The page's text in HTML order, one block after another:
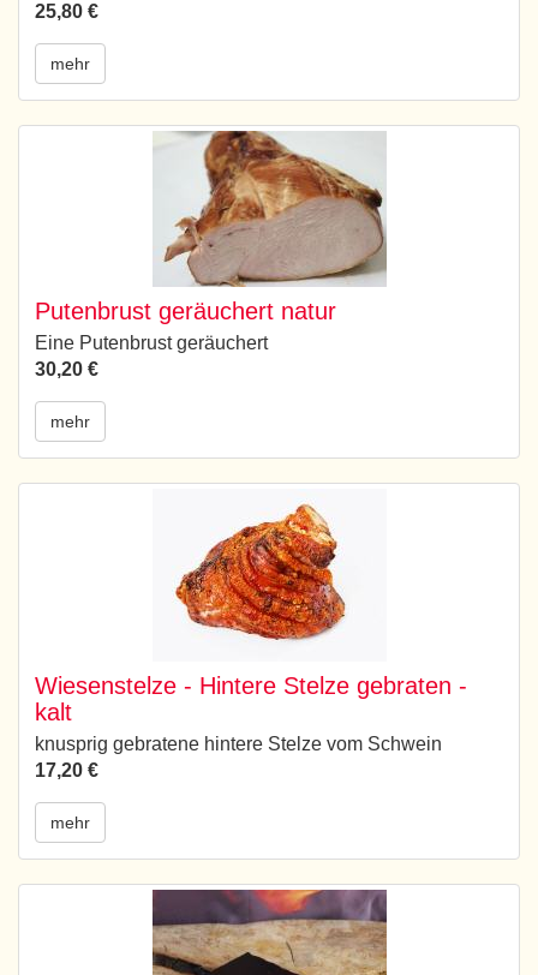
25,80 €
mehr
Putenbrust geräuchert natur
Eine Putenbrust geräuchert
30,20 €
mehr
Wiesenstelze - Hintere Stelze gebraten -
kalt
knusprig gebratene hintere Stelze vom Schwein
17,20 €
mehr